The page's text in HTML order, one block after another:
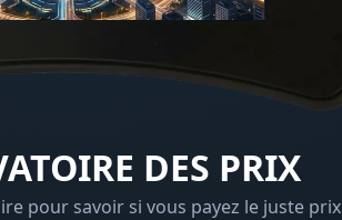
DES PRIX
pour savoir si vous payez le juste prix